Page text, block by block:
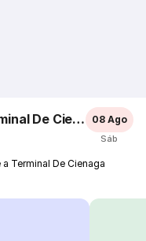
De Cienaga 08 Ago
Sáb
Terminal De Cienaga